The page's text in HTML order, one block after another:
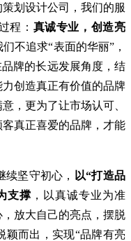
划设计公司，我们的服
程： 真诚专业，创造亮
们不追求“表面的华丽”，
牌的长远发展角度，结
创造真正有价值的品牌
，更为了让市场认可、
真正喜爱的品牌，才能
坚守初心，
以“打造品
支撑 ，以真诚专业为准
放大自己的亮点，摆脱
颖而出，实现“品牌有亮